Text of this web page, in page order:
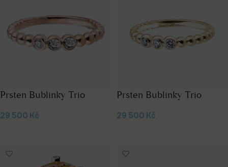
Prsten Bublinky Trio
29 500 Kč
Prsten Bublinky Trio
29 500 Kč